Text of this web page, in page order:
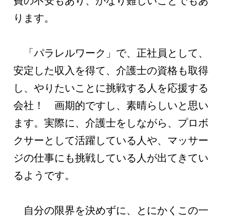
ります。
「パラレルワーク」で、正社員として、
安定した収入を得て、介護士の資格も取得
し、やりたいことに挑戦する人を応援する
会社！ 画期的ですし、素晴らしいと思い
ます。実際に、介護士をしながら、プロボ
クサーとして活躍している人や、マッサー
ジの仕事にも挑戦している人が出てきてい
るようです。
自分の限界を決めずに、とにかくこの一